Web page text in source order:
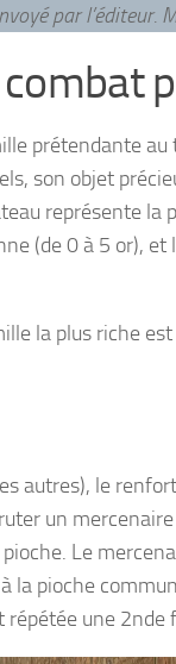
par
combat
prétendante
son objet
représente la
(de 0 à 5 or), et
la plus riche
autres), le
un
Le
pioche
répétée une 2nde